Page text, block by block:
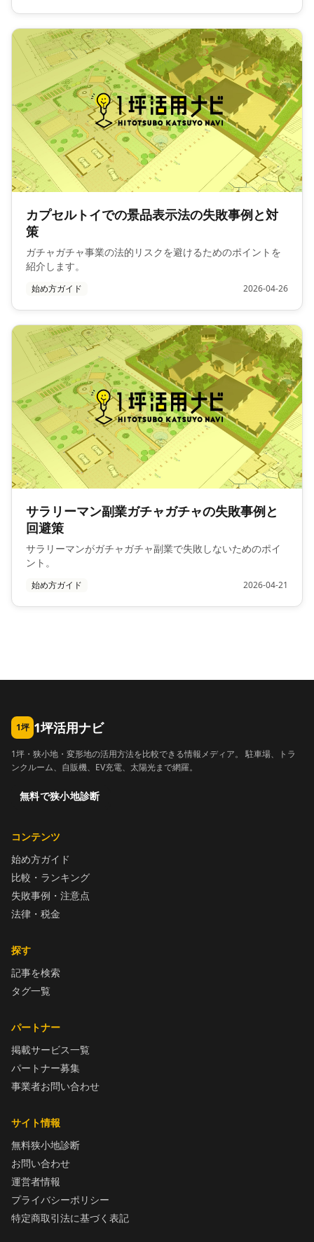
カプセルトイでの景品表示法の失敗事例と対
策
ガチャガチャ事業の法的リスクを避けるためのポイントを
紹介します。
始め方ガイド 2026-04-26
サラリーマン副業ガチャガチャの失敗事例と
回避策
サラリーマンがガチャガチャ副業で失敗しないためのポイ
ント。
始め方ガイド 2026-04-21
1坪 1坪活用ナビ
1坪・狭小地・変形地の活用方法を比較できる情報メディア。 駐車場、トラ
ンクルーム、自販機、EV充電、太陽光まで網羅。
無料で狭小地診断
コンテンツ
始め方ガイド
比較・ランキング
失敗事例・注意点
法律・税金
探す
記事を検索
タグ一覧
パートナー
掲載サービス一覧
パートナー募集
事業者お問い合わせ
サイト情報
無料狭小地診断
お問い合わせ
運営者情報
プライバシーポリシー
特定商取引法に基づく表記